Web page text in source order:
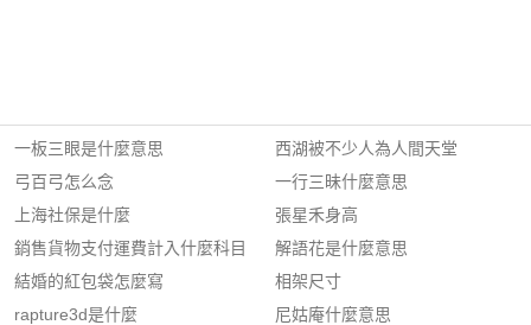
一板三眼是什麼意思
弓百弓怎么念
上海社保是什麼
銷售貨物支付運費計入什麼科目
結婚的紅包袋怎麼寫
rapture3d是什麼
西湖被不少人為人間天堂
一行三昧什麼意思
張星禾身高
解語花是什麼意思
相架尺寸
尼姑庵什麼意思